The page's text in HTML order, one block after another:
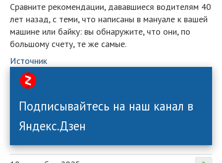
Сравните рекомендации, дававшиеся водителям 40
лет назад, с теми, что написаны в мануале к вашей
машине или байку: вы обнаружите, что они, по
большому счету, те же самые.
Источник
Подписывайтесь на наш канал в
Яндекс.Дзен